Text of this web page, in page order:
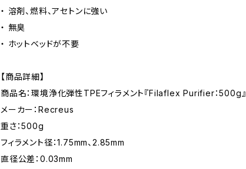
・ 溶剤、燃料、アセトンに強い
・ 無臭
・ ホットベッドが不要
【商品詳細】
商品名：環境浄化弾性TPEフィラメント『Filaflex Purifier：500g』
メーカー：Recreus
重さ：500g
フィラメント径：1.75mm、2.85mm
直径公差：0.03mm